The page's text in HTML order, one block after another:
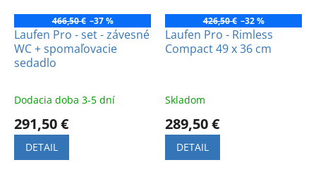
466,50 € –37 %
Laufen Pro - set - závesné
WC + spomaľovacie
sedadlo
Dodacia doba 3-5 dní
291,50 €
DETAIL
426,50 € –32 %
Laufen Pro - Rimless
Compact 49 x 36 cm
Skladom
289,50 €
DETAIL